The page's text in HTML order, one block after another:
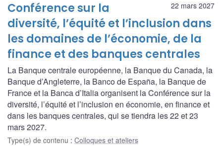
22 mars 2027
Conférence sur la
diversité, l’équité et l’inclusion dans
les domaines de l’économie, de la
finance et des banques centrales
La Banque centrale européenne, la Banque du Canada, la
Banque d’Angleterre, la Banco de España, la Banque de
France et la Banca d’Italia organisent la Conférence sur la
diversité, l’équité et l’inclusion en économie, en finance et
dans les banques centrales, qui se tiendra les 22 et 23
mars 2027.
Type(s) de contenu : Colloques et ateliers